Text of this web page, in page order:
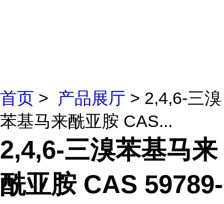
首页 > 产品展厅 > 2,4,6-三溴
苯基马来酰亚胺 CAS...
2,4,6-三溴苯基马来
酰亚胺 CAS 59789-